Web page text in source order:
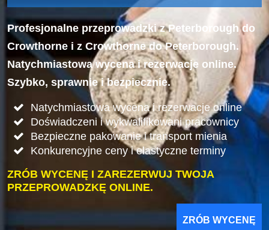
Profesjonalne przeprowadzki z Peterborough do
Crowthorne i z Crowthorne do Peterborough.
Natychmiastowa wycena i rezerwacje online.
Szybko, sprawnie i bezpiecznie.
Natychmiastowa wycena i rezerwacje online
Doświadczeni i wykwalifikowani pracownicy
Bezpieczne pakowanie i transport mienia
Konkurencyjne ceny i elastyczne terminy
ZRÓB WYCENĘ I ZAREZERWUJ TWOJA
PRZEPROWADZKĘ ONLINE.
ZRÓB WYCENĘ